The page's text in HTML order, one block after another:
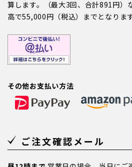
算します。（最大3回、合計891円）
高で55,000円（税込）までとなります
その他お支払い方法
ご注文確認メール